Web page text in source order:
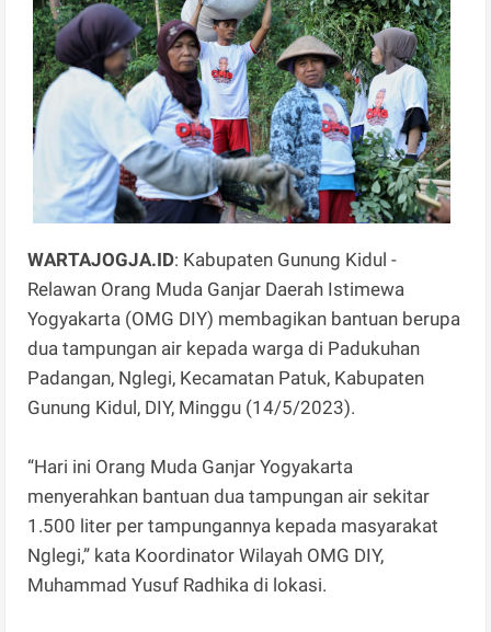
WARTAJOGJA.ID: Kabupaten Gunung Kidul -
Relawan Orang Muda Ganjar Daerah Istimewa
Yogyakarta (OMG DIY) membagikan bantuan berupa
dua tampungan air kepada warga di Padukuhan
Padangan, Nglegi, Kecamatan Patuk, Kabupaten
Gunung Kidul, DIY, Minggu (14/5/2023).
“Hari ini Orang Muda Ganjar Yogyakarta
menyerahkan bantuan dua tampungan air sekitar
1.500 liter per tampungannya kepada masyarakat
Nglegi,” kata Koordinator Wilayah OMG DIY,
Muhammad Yusuf Radhika di lokasi.